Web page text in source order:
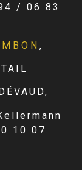
/ 06 83
,
10 07.